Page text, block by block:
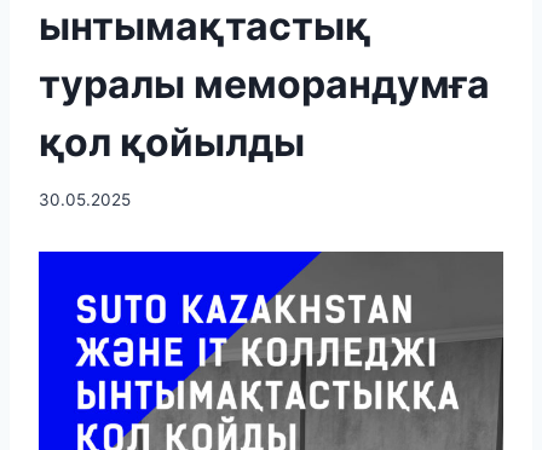
ынтымақтастық
туралы меморандумға
қол қойылды
30.05.2025